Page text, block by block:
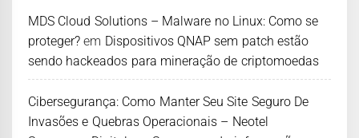
MDS Cloud Solutions – Malware no Linux: Como se
proteger? em Dispositivos QNAP sem patch estão
sendo hackeados para mineração de criptomoedas
Cibersegurança: Como Manter Seu Site Seguro De
Invasões e Quebras Operacionais – Neotel